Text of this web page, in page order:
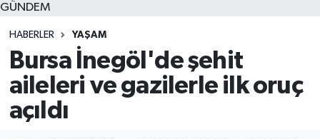
GÜNDEM
HABERLER YAŞAM
Bursa İnegöl'de şehit
aileleri ve gazilerle ilk oruç
açıldı
MAGAZİN
YAŞAM
Tüm Manşetler
Son Dakika Haberleri
Haber Arşivi